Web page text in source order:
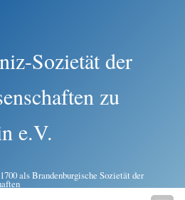
Sozietät der
zu
e.V.
als Brandenburgische Sozietät der